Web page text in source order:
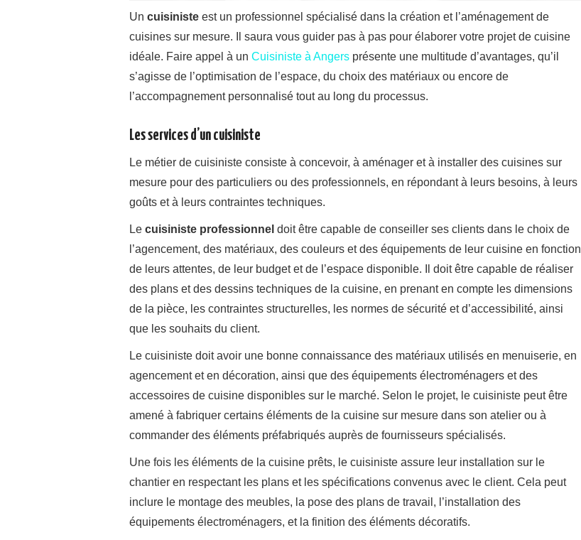
Un cuisiniste est un professionnel spécialisé dans la création et l’aménagement de
cuisines sur mesure. Il saura vous guider pas à pas pour élaborer votre projet de cuisine
idéale. Faire appel à un Cuisiniste à Angers présente une multitude d’avantages, qu’il
s’agisse de l’optimisation de l’espace, du choix des matériaux ou encore de
l’accompagnement personnalisé tout au long du processus.
Les services d’un cuisiniste
Le métier de cuisiniste consiste à concevoir, à aménager et à installer des cuisines sur
mesure pour des particuliers ou des professionnels, en répondant à leurs besoins, à leurs
goûts et à leurs contraintes techniques.
Le cuisiniste professionnel doit être capable de conseiller ses clients dans le choix de
l’agencement, des matériaux, des couleurs et des équipements de leur cuisine en fonction
de leurs attentes, de leur budget et de l’espace disponible. Il doit être capable de réaliser
des plans et des dessins techniques de la cuisine, en prenant en compte les dimensions
de la pièce, les contraintes structurelles, les normes de sécurité et d’accessibilité, ainsi
que les souhaits du client.
Le cuisiniste doit avoir une bonne connaissance des matériaux utilisés en menuiserie, en
agencement et en décoration, ainsi que des équipements électroménagers et des
accessoires de cuisine disponibles sur le marché. Selon le projet, le cuisiniste peut être
amené à fabriquer certains éléments de la cuisine sur mesure dans son atelier ou à
commander des éléments préfabriqués auprès de fournisseurs spécialisés.
Une fois les éléments de la cuisine prêts, le cuisiniste assure leur installation sur le
chantier en respectant les plans et les spécifications convenus avec le client. Cela peut
inclure le montage des meubles, la pose des plans de travail, l’installation des
équipements électroménagers, et la finition des éléments décoratifs.